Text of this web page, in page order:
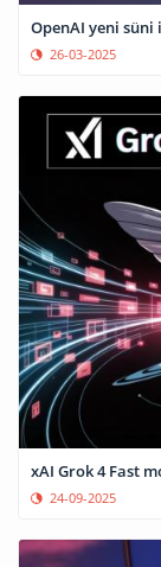
OpenAI yeni
26-03-2025
xAI Grok 4 Fast
24-09-2025